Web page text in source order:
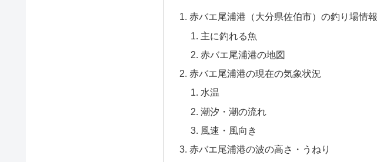
赤バエ尾浦港（大分県佐伯市）の釣り場情報
主に釣れる魚
赤バエ尾浦港の地図
赤バエ尾浦港の現在の気象状況
水温
潮汐・潮の流れ
風速・風向き
赤バエ尾浦港の波の高さ・うねり